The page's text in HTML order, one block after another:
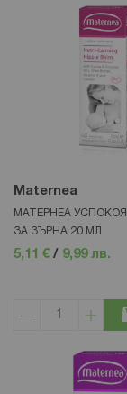
Maternea
МАТЕРНЕА
ЗА ЗЪРНА 20 МЛ
5,11 € / 9,99 лв.